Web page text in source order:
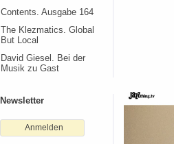
Contents. Ausgabe 164
The Klezmatics. Global
But Local
David Giesel. Bei der
Musik zu Gast
Newsletter
Anmelden